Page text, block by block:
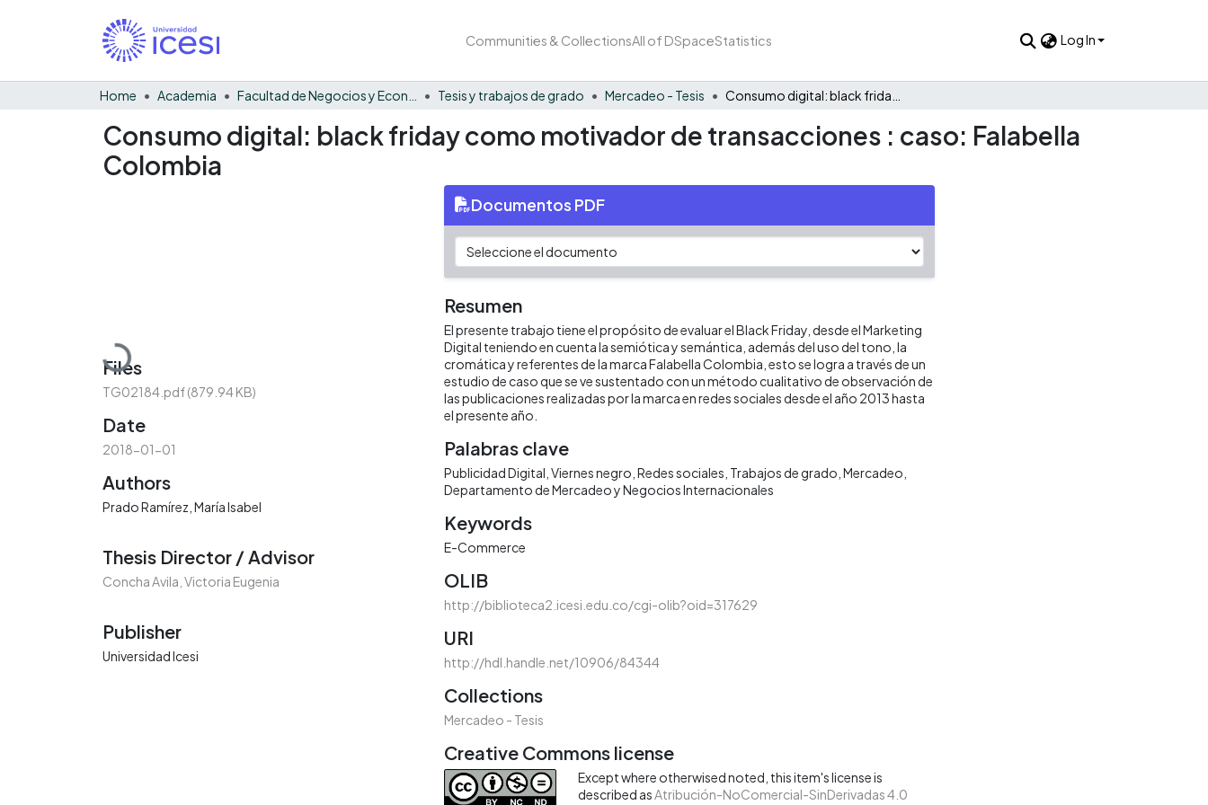
Communities & CollectionsAll of DSpaceStatistics Log In
Home Academia Tesis y trabajos de grado Mercadeo - Tesis
Consumo digital: black friday como motivador de transacciones : caso: Falabella
Colombia
Loading...
Files
TG02184.pdf(879.94 KB)
Date
2018-01-01
Authors
Prado Ramírez, María Isabel
Thesis Director / Advisor
Concha Avila, Victoria Eugenia
Publisher
Universidad Icesi
Documentos PDF
Resumen
El presente trabajo tiene el propósito de evaluar el Black Friday, desde el Marketing
Digital teniendo en cuenta la semiótica y semántica, además del uso del tono, la
cromática y referentes de la marca Falabella Colombia, esto se logra a través de un
estudio de caso que se ve sustentado con un método cualitativo de observación de
las publicaciones realizadas por la marca en redes sociales desde el año 2013 hasta
el presente año.
Palabras clave
Publicidad Digital Viernes negro Redes sociales Trabajos de grado Mercadeo
Departamento de Mercadeo y Negocios Internacionales
Keywords
E-Commerce
OLIB
http://biblioteca2.icesi.edu.co/cgi-olib?oid=317629
URI
http://hdl.handle.net/10906/84344
Collections
Mercadeo - Tesis
Creative Commons license
Except where otherwised noted, this item's license is
described as Atribución-NoComercial-SinDerivadas 4.0